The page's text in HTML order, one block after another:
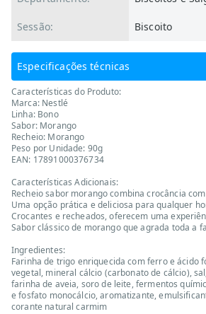
Sessão: Biscoito
Especificações técnicas
Características do Produto:
Marca: Nestlé
Linha: Bono
Sabor: Morango
Recheio: Morango
Peso por Unidade: 90g
EAN: 17891000376734
Características Adicionais:
Recheio sabor morango combina crocância
Uma opção prática e deliciosa para qualquer
Crocantes e recheados, oferecem uma
Sabor clássico de morango que agrada toda a
Ingredientes:
Farinha de trigo enriquecida com ferro e ácido
vegetal, mineral cálcio (carbonato de cálcio),
farinha de aveia, soro de leite, fermentos
e fosfato monocálcio, aromatizante,
corante natural carmim